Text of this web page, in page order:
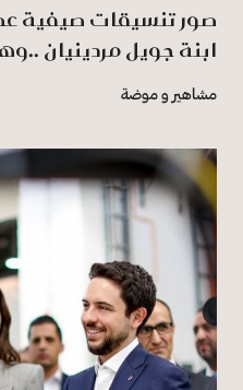
صور تنسيقات صيفية
ابنة جويل مردينيان
مشاهير و موضة